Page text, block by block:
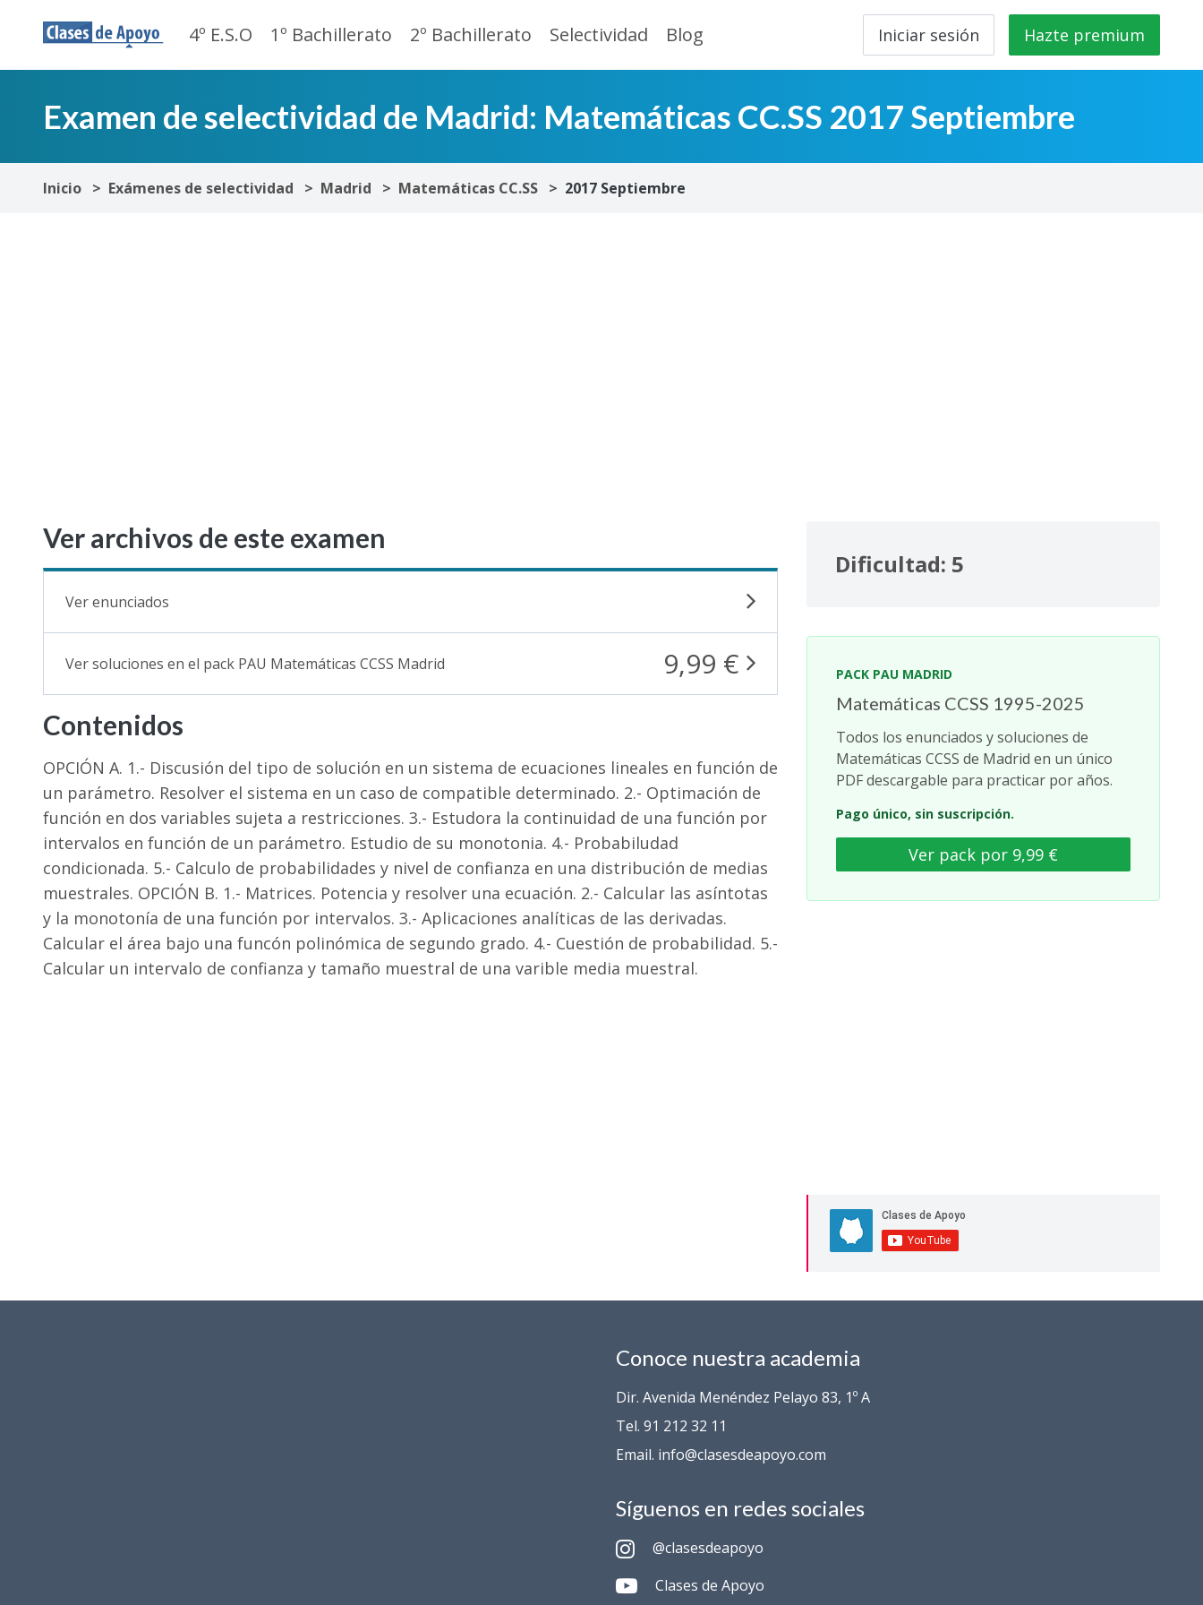
4º E.S.O 1º Bachillerato 2º Bachillerato Selectividad Blog Iniciar sesión Hazte premium
Examen de selectividad de Madrid: Matemáticas CC.SS 2017 Septiembre
Inicio Exámenes de selectividad Madrid Matemáticas CC.SS 2017 Septiembre
Ver archivos de este examen
Ver enunciados
Ver soluciones en el pack PAU Matemáticas CCSS Madrid 9,99 €
Contenidos
OPCIÓN A. 1.- Discusión del tipo de solución en un sistema de ecuaciones lineales en función de
un parámetro. Resolver el sistema en un caso de compatible determinado. 2.- Optimación de
función en dos variables sujeta a restricciones. 3.- Estudora la continuidad de una función por
intervalos en función de un parámetro. Estudio de su monotonia. 4.- Probabiludad
condicionada. 5.- Calculo de probabilidades y nivel de confianza en una distribución de medias
muestrales. OPCIÓN B. 1.- Matrices. Potencia y resolver una ecuación. 2.- Calcular las asíntotas
y la monotonía de una función por intervalos. 3.- Aplicaciones analíticas de las derivadas.
Calcular el área bajo una funcón polinómica de segundo grado. 4.- Cuestión de probabilidad. 5.-
Calcular un intervalo de confianza y tamaño muestral de una varible media muestral.
Dificultad: 5
PACK PAU MADRID
Matemáticas CCSS 1995-2025
Todos los enunciados y soluciones de
Matemáticas CCSS de Madrid en un único
PDF descargable para practicar por años.
Pago único, sin suscripción.
Ver pack por 9,99 €
Conoce nuestra academia
Dir. Avenida Menéndez Pelayo 83, 1º A
Tel. 91 212 32 11
Email. info@clasesdeapoyo.com
Síguenos en redes sociales
@clasesdeapoyo
Clases de Apoyo